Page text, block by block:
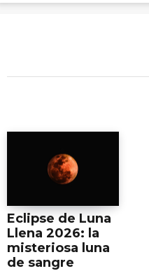
Eclipse de Luna
Llena 2026: la
misteriosa luna
de sangre